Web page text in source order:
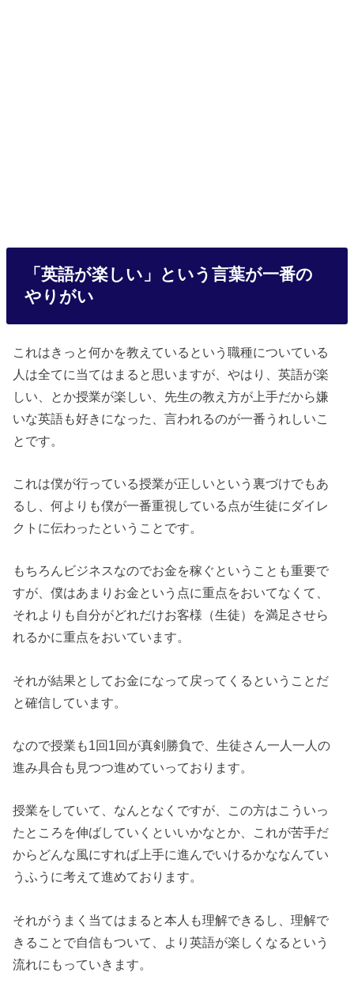
「英語が楽しい」という言葉が一番の
やりがい
これはきっと何かを教えているという職種についている
人は全てに当てはまると思いますが、やはり、英語が楽
しい、とか授業が楽しい、先生の教え方が上手だから嫌
いな英語も好きになった、言われるのが一番うれしいこ
とです。
これは僕が行っている授業が正しいという裏づけでもあ
るし、何よりも僕が一番重視している点が生徒にダイレ
クトに伝わったということです。
もちろんビジネスなのでお金を稼ぐということも重要で
すが、僕はあまりお金という点に重点をおいてなくて、
それよりも自分がどれだけお客様（生徒）を満足させら
れるかに重点をおいています。
それが結果としてお金になって戻ってくるということだ
と確信しています。
なので授業も1回1回が真剣勝負で、生徒さん一人一人の
進み具合も見つつ進めていっております。
授業をしていて、なんとなくですが、この方はこういっ
たところを伸ばしていくといいかなとか、これが苦手だ
からどんな風にすれば上手に進んでいけるかななんてい
うふうに考えて進めております。
それがうまく当てはまると本人も理解できるし、理解で
きることで自信もついて、より英語が楽しくなるという
流れにもっていきます。